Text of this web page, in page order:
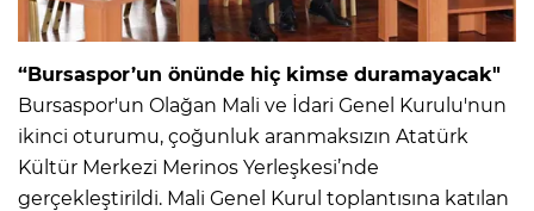
“Bursaspor’un önünde hiç kimse duramayacak"
Bursaspor'un Olağan Mali ve İdari Genel Kurulu'nun
ikinci oturumu, çoğunluk aranmaksızın Atatürk
Kültür Merkezi Merinos Yerleşkesi’nde
gerçekleştirildi. Mali Genel Kurul toplantısına katılan